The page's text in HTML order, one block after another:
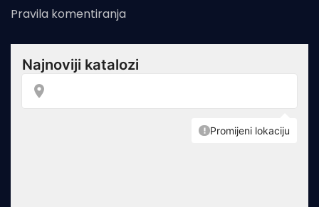
Pravila komentiranja